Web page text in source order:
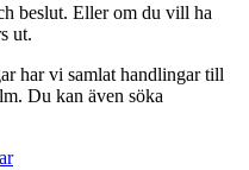
beslut. Eller om du vill ha
ut.
har vi samlat handlingar till
Du kan även söka